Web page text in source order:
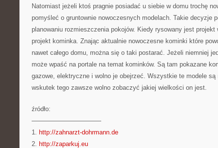
Natomiast jeżeli ktoś pragnie posiadać u siebie w domu trochę
pomyśleć o gruntownie nowoczesnych modelach. Takie decyzje
planowaniu rozmieszczenia pokojów. Kiedy rysowany jest projekt
projekt kominka. Znając aktualnie nowoczesne kominki które
nawet całego domu, można się o taki postarać. Jeżeli niemniej
może wpaść na portale na temat kominków. Są tam pokazane
gazowe, elektryczne i wolno je obejrzeć. Wszystkie te modele są
wskutek tego zawsze wolno zobaczyć jakiej wielkości on jest.
źródło:
———————————
1. http://zahnarzt-dohrmann.de
2. http://zaparkuj.eu